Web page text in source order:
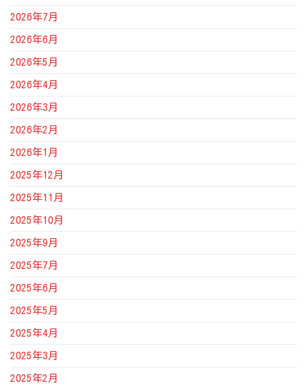
2026年7月
2026年6月
2026年5月
2026年4月
2026年3月
2026年2月
2026年1月
2025年12月
2025年11月
2025年10月
2025年9月
2025年7月
2025年6月
2025年5月
2025年4月
2025年3月
2025年2月